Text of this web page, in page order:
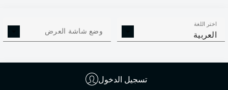
اختر اللغة
العربية وضع شاشة العرض
تسجيل الدخول